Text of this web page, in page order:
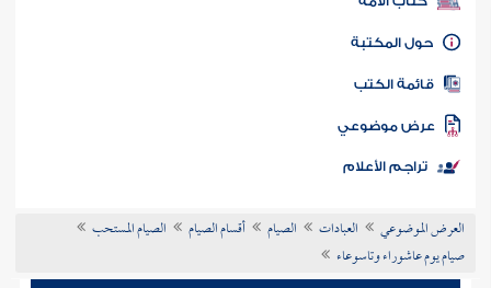
كتاب الأمة
المكتبة
الكتب
موضوعي
تراجم الأعلام
العرض الموضوعي العبادات الصيام أقسام الصيام
الصيام المستحب
صيام يوم عاشوراء وتاسوعاء